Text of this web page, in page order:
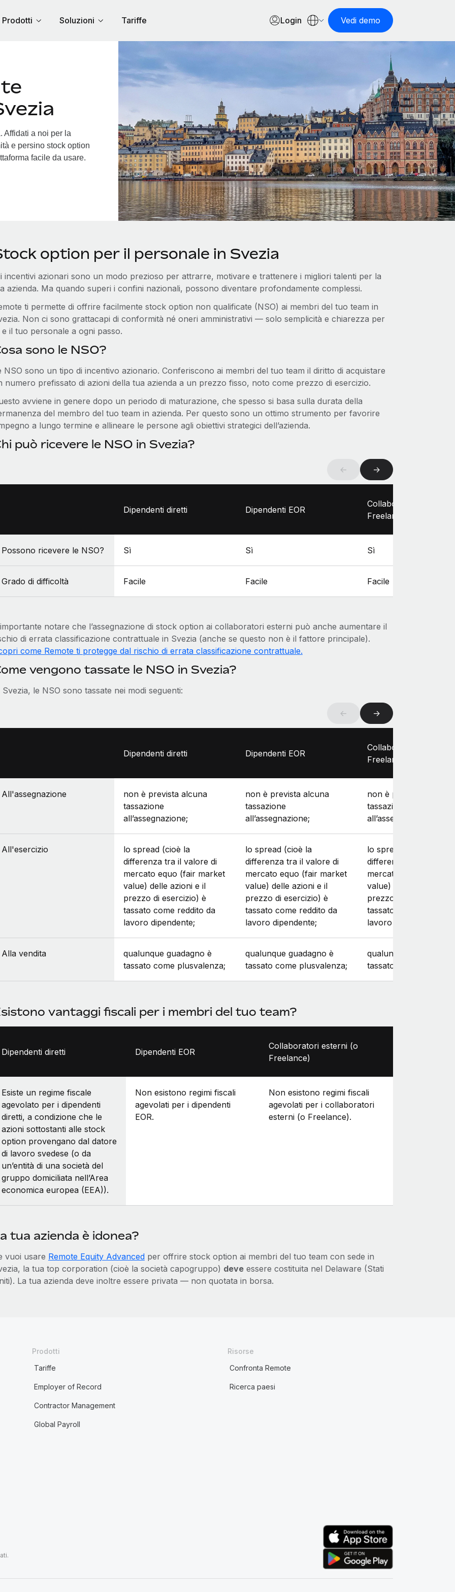
Prodotti Soluzioni Tariffe Login Vedi demo
Affidati a noi per la
e persino stock option
facile da usare.
option per il personale in Svezia
incentivi azionari sono un modo prezioso per attrarre, motivare e trattenere i migliori talenti per la
azienda. Ma quando superi i confini nazionali, possono diventare profondamente complessi.
ti permette di offrire facilmente stock option non qualificate (NSO) ai membri del tuo team in
Non ci sono grattacapi di conformità né oneri amministrativi — solo semplicità e chiarezza per
e il tuo personale a ogni passo.
sono le NSO?
NSO sono un tipo di incentivo azionario. Conferiscono ai membri del tuo team il diritto di acquistare
numero prefissato di azioni della tua azienda a un prezzo fisso, noto come prezzo di esercizio.
avviene in genere dopo un periodo di maturazione, che spesso si basa sulla durata della
del membro del tuo team in azienda. Per questo sono un ottimo strumento per favorire
a lungo termine e allineare le persone agli obiettivi strategici dell’azienda.
può ricevere le NSO in Svezia?
← →
Dipendenti diretti Dipendenti EOR
Collaboratori esterni
Freelance)
Possono ricevere le NSO? Sì Sì Sì
Grado di difficoltà Facile Facile Facile
notare che l’assegnazione di stock option ai collaboratori esterni può anche aumentare il
di errata classificazione contrattuale in Svezia (anche se questo non è il fattore principale).
come Remote ti protegge dal rischio di errata classificazione contrattuale.
vengono tassate le NSO in Svezia?
Svezia, le NSO sono tassate nei modi seguenti:
← →
Dipendenti diretti Dipendenti EOR
Collaboratori esterni
Freelance)
All'assegnazione
non è prevista alcuna
tassazione
all’assegnazione;
non è prevista alcuna
tassazione
all’assegnazione;
non è prevista alcuna
tassazione
all’assegnazione;
All'esercizio
lo spread (cioè la
differenza tra il valore di
mercato equo (fair market
value) delle azioni e il
prezzo di esercizio) è
tassato come reddito da
lavoro dipendente;
lo spread (cioè la
differenza tra il valore di
mercato equo (fair market
value) delle azioni e il
prezzo di esercizio) è
tassato come reddito da
lavoro dipendente;
lo spread (cioè la
differenza tra il valore
mercato equo (fair
value) delle azioni e il
prezzo di esercizio) è
tassato come reddito
lavoro dipendente;
Alla vendita
qualunque guadagno è
tassato come plusvalenza;
qualunque guadagno è
tassato come plusvalenza;
qualunque guadagno è
tassato come
vantaggi fiscali per i membri del tuo team?
Dipendenti diretti Dipendenti EOR
Collaboratori esterni (o
Freelance)
Esiste un regime fiscale
agevolato per i dipendenti
diretti, a condizione che le
azioni sottostanti alle stock
option provengano dal datore
di lavoro svedese (o da
un’entità di una società del
gruppo domiciliata nell’Area
economica europea (EEA)).
Non esistono regimi fiscali
agevolati per i dipendenti
EOR.
Non esistono regimi fiscali
agevolati per i collaboratori
esterni (o Freelance).
tua azienda è idonea?
vuoi usare Remote Equity Advancedper offrire stock option ai membri del tuo team con sede in
la tua top corporation (cioè la società capogruppo) deveessere costituita nel Delaware (Stati
La tua azienda deve inoltre essere privata — non quotata in borsa.
Prodotti
Tariffe
Employer of Record
Contractor Management
Global Payroll
Risorse
Confronta Remote
Ricerca paesi